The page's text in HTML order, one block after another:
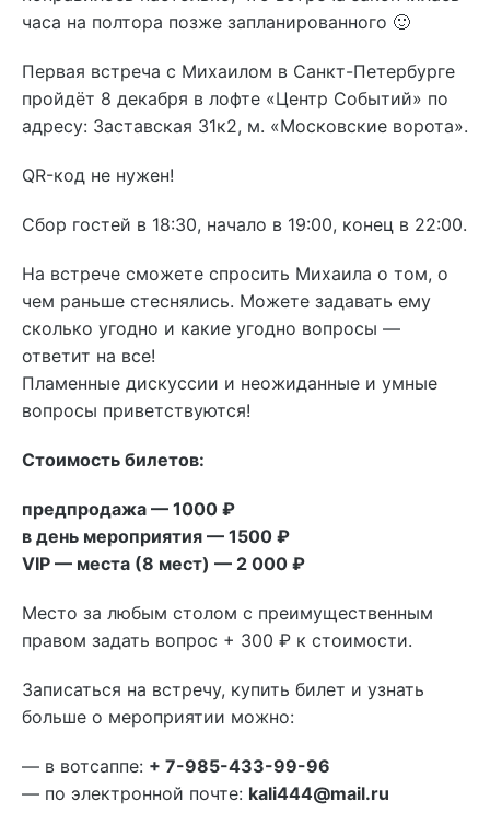
часа на полтора позже запланированного 🙂
Первая встреча с Михаилом в Санкт-Петербурге
пройдёт 8 декабря в лофте «Центр Событий» по
адресу: Заставская 31к2, м. «Московские ворота».
QR-код не нужен!
Сбор гостей в 18:30, начало в 19:00, конец в 22:00.
На встрече сможете спросить Михаила о том, о
чем раньше стеснялись. Можете задавать ему
сколько угодно и какие угодно вопросы —
ответит на все!
Пламенные дискуссии и неожиданные и умные
вопросы приветствуются!
Стоимость билетов:
предпродажа — 1000 ₽
в день мероприятия — 1500 ₽
VIP — места (8 мест) — 2 000 ₽
Место за любым столом с преимущественным
правом задать вопрос + 300 ₽ к стоимости.
Записаться на встречу, купить билет и узнать
больше о мероприятии можно:
— в вотсаппе: + 7-985-433-99-96
— по электронной почте: kali444@mail.ru